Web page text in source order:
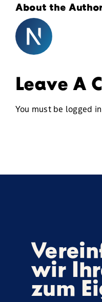
About the
Leave A
You must be logged in
wir
zum